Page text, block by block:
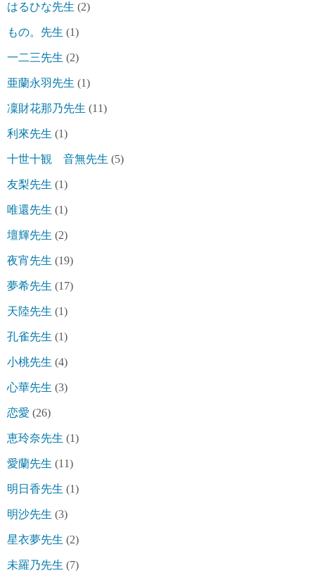
はるひな先生 (2)
もの。先生 (1)
一二三先生 (2)
亜蘭永羽先生 (1)
凜財花那乃先生 (11)
利來先生 (1)
十世十観 音無先生 (5)
友梨先生 (1)
唯還先生 (1)
壇輝先生 (2)
夜宵先生 (19)
夢希先生 (17)
天陸先生 (1)
孔雀先生 (1)
小桃先生 (4)
心華先生 (3)
恋愛 (26)
恵玲奈先生 (1)
愛蘭先生 (11)
明日香先生 (1)
明沙先生 (3)
星衣夢先生 (2)
未羅乃先生 (7)